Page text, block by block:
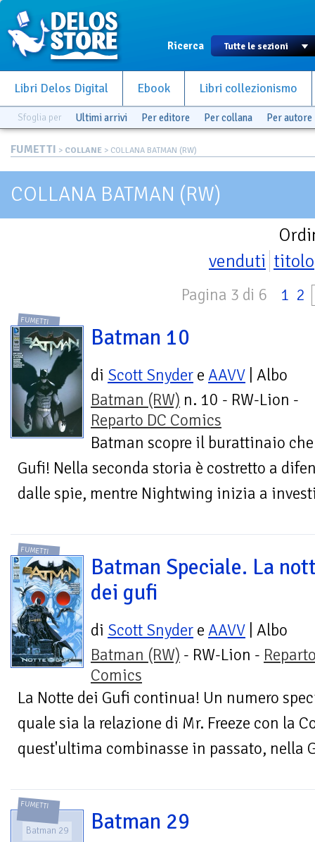
Ricerca
Libri Delos Digital Ebook Libri collezionismo
Sfoglia per Ultimi arrivi Per editore Per collana Per autore
FUMETTI > COLLANE > COLLANA BATMAN (RW)
COLLANA BATMAN (RW)
venduti titolo
Pagina 3 di 6 1 2
FUMETTI
Batman 10
di Scott Snyder e AAVV | Albo
Batman (RW) n. 10 - RW-Lion -
Reparto DC Comics
Batman scopre il burattinaio
Gufi! Nella seconda storia è costretto a
dalle spie, mentre Nightwing inizia a
FUMETTI
Batman Speciale. La
dei gufi
di Scott Snyder e AAVV | Albo
Batman (RW) - RW-Lion -
Comics
La Notte dei Gufi continua! Un numero
quale sia la relazione di Mr. Freeze con la
quest'ultima combinasse in passato, nella
FUMETTI
Batman 29 Batman 29